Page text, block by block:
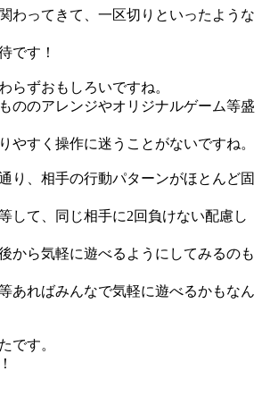
わってきて、一区切りといったような
です！
らずおもしろいですね。
ののアレンジやオリジナルゲーム等盛
やすく操作に迷うことがないですね。
り、相手の行動パターンがほとんど固
して、同じ相手に2回負けない配慮し
から気軽に遊べるようにしてみるのも
あればみんなで気軽に遊べるかもなん
です。